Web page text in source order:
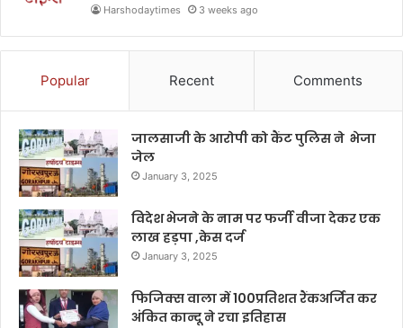
Harshodaytimes 3 weeks ago
Popular Recent Comments
जालसाजी के आरोपी को कैंट पुलिस ने भेजा
जेल
January 3, 2025
विदेश भेजने के नाम पर फर्जी वीजा देकर एक
लाख हड़पा ,केस दर्ज
January 3, 2025
फिजिक्स वाला में 100प्रतिशत रैंकअर्जित कर
अंकित कान्दू ने रचा इतिहास